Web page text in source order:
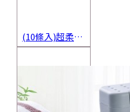
(10條入)超柔軟抹布 不沾油洗碗巾 多用途擦拭布